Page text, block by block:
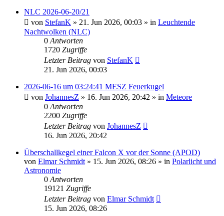
NLC 2026-06-20/21
von StefanK » 21. Jun 2026, 00:03 » in Leuchtende
Nachtwolken (NLC)
0 Antworten
1720 Zugriffe
Letzter Beitrag von StefanK
21. Jun 2026, 00:03
2026-06-16 um 03:24:41 MESZ Feuerkugel
von JohannesZ » 16. Jun 2026, 20:42 » in Meteore
0 Antworten
2200 Zugriffe
Letzter Beitrag von JohannesZ
16. Jun 2026, 20:42
Überschallkegel einer Falcon X vor der Sonne (APOD)
von Elmar Schmidt » 15. Jun 2026, 08:26 » in Polarlicht und
Astronomie
0 Antworten
19121 Zugriffe
Letzter Beitrag von Elmar Schmidt
15. Jun 2026, 08:26